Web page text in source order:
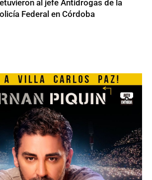
al jefe Antidrogas de la
Federal en Córdoba